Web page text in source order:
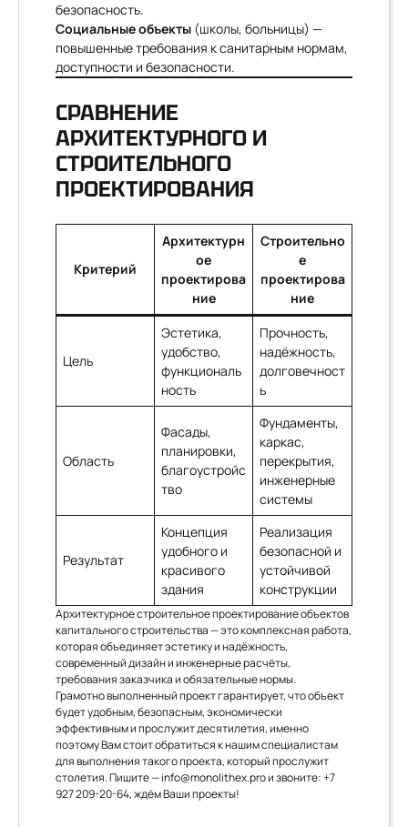
безопасность.
Социальные объекты (школы, больницы) —
повышенные требования к санитарным нормам,
доступности и безопасности.
СРАВНЕНИЕ
АРХИТЕКТУРНОГО И
СТРОИТЕЛЬНОГО
ПРОЕКТИРОВАНИЯ
Критерий
Архитектурн
ое
проектирова
ние
Строительно
е
проектирова
ние
Цель
Эстетика,
удобство,
функциональ
ность
Прочность,
надёжность,
долговечност
ь
Область
Фасады,
планировки,
благоустройс
тво
Фундаменты,
каркас,
перекрытия,
инженерные
системы
Результат
Концепция
удобного и
красивого
здания
Реализация
безопасной и
устойчивой
конструкции
Архитектурное строительное проектирование объектов
капитального строительства — это комплексная работа,
которая объединяет эстетику и надёжность,
современный дизайн и инженерные расчёты,
требования заказчика и обязательные нормы.
Грамотно выполненный проект гарантирует, что объект
будет удобным, безопасным, экономически
эффективным и прослужит десятилетия, именно
поэтому Вам стоит обратиться к нашим специалистам
для выполнения такого проекта, который прослужит
столетия. Пишите —info@monolithex.proи звоните:+7
927 209-20-64, ждём Ваши проекты!